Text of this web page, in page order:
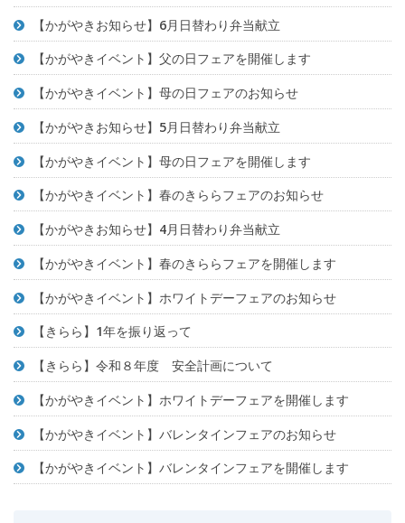
【かがやきお知らせ】6月日替わり弁当献立
【かがやきイベント】父の日フェアを開催します
【かがやきイベント】母の日フェアのお知らせ
【かがやきお知らせ】5月日替わり弁当献立
【かがやきイベント】母の日フェアを開催します
【かがやきイベント】春のきららフェアのお知らせ
【かがやきお知らせ】4月日替わり弁当献立
【かがやきイベント】春のきららフェアを開催します
【かがやきイベント】ホワイトデーフェアのお知らせ
【きらら】1年を振り返って
【きらら】令和８年度 安全計画について
【かがやきイベント】ホワイトデーフェアを開催します
【かがやきイベント】バレンタインフェアのお知らせ
【かがやきイベント】バレンタインフェアを開催します